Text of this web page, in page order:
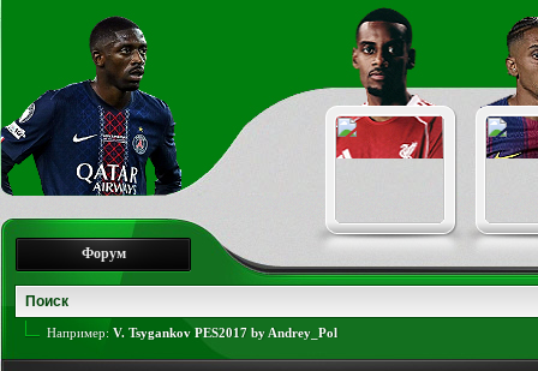
Форум
Например: V. Tsygankov PES2017 by Andrey_Pol